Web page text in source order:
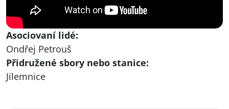
Asociovaní lidé:
Ondřej Petrouš
Přidružené sbory nebo stanice:
Jilemnice